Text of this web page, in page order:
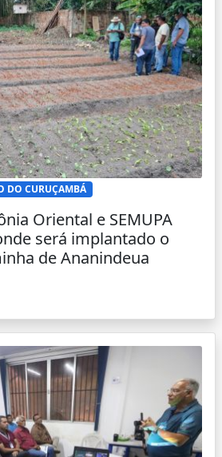
DO CURUÇAMBÁ
Oriental e SEMUPA
será implantado o
de Ananindeua